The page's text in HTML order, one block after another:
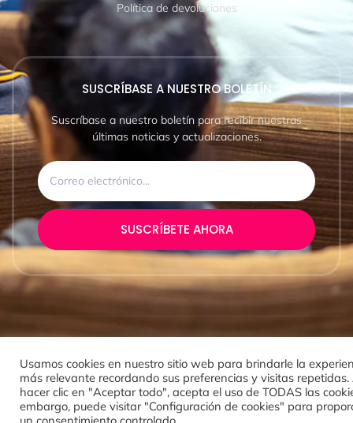
Política de devoluciones
SUSCRÍBASE A NUESTRO BOLETÍN
Suscríbase a nuestro boletín para recibir nuestras
últimas noticias y actualizaciones.
SUSCRÍBETE AHORA
Usamos cookies en nuestro sitio web para brindarle la
más relevante recordando sus preferencias y visitas repetidas.
hacer clic en "Aceptar todo", acepta el uso de TODAS las
embargo, puede visitar "Configuración de cookies" para